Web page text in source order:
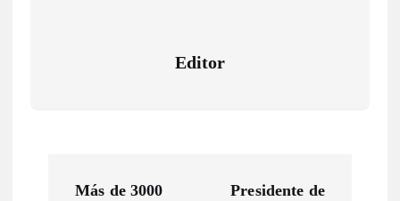
Editor
Más de 3000
Presidente de